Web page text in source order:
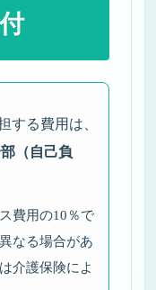
する費用は、
（自己負
費用の10％で
なる場合があ
介護保険によ